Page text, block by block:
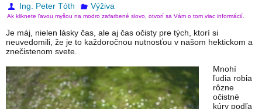
Ing. Peter Tóth Výživa
Ak kliknete ľavou myšou na modro zafarbené slovo, otvorí sa Vám o tom viac informácií.
Je máj, nielen lásky čas, ale aj čas očisty pre tých, ktorí si
neuvedomili, že je to každoročnou nutnosťou v našom hektickom a
znečistenom svete.
Mnohí
ľudia robia
rôzne
očistné
kúry podľa